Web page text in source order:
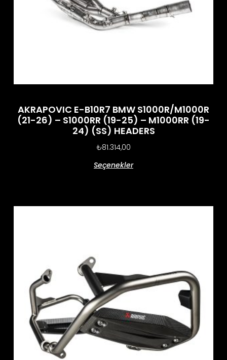
AKRAPOVIC E-B10R7 BMW S1000R/M1000R
(21-26) – S1000RR (19-25) – M1000RR (19-
24) (SS) HEADERS
₺81.314,00
Seçenekler